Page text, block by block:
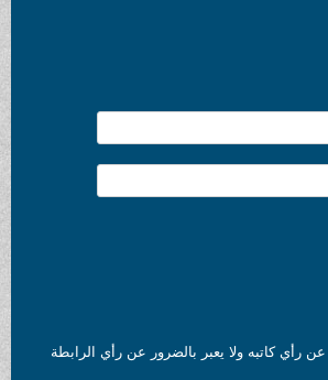
كاتبه ولا يعبر بالضرور عن رأي الرابطة